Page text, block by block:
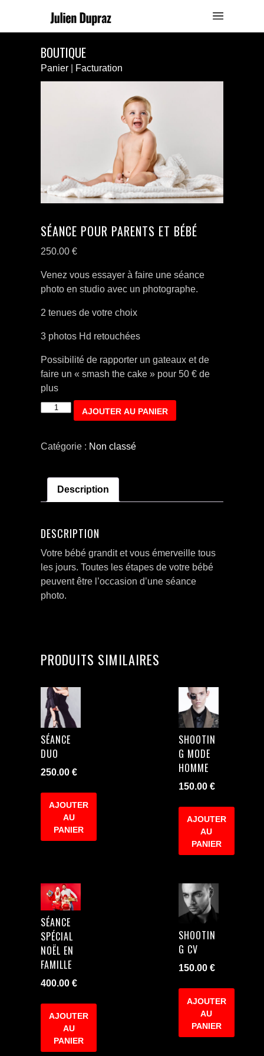
BOUTIQUE
Panier Facturation
SÉANCE POUR PARENTS ET BÉBÉ
250.00 €
Venez vous essayer à faire une séance
photo en studio avec un photographe.
2 tenues de votre choix
3 photos Hd retouchées
Possibilité de rapporter un gateaux et de
faire un « smash the cake » pour 50 € de
plus
quantité
pour
et
bébé
AJOUTER AU PANIER
Catégorie : Non classé
Description
DESCRIPTION
Votre bébé grandit et vous émerveille tous
les jours. Toutes les étapes de votre bébé
peuvent être l’occasion d’une séance
photo.
PRODUITS SIMILAIRES
SÉANCE
DUO
250.00 €
AJOUTER
AU
PANIER
SHOOTIN
G MODE
HOMME
150.00 €
AJOUTER
AU
PANIER
SÉANCE
SPÉCIAL
NOËL EN
FAMILLE
400.00 €
AJOUTER
AU
PANIER
SHOOTIN
G CV
150.00 €
AJOUTER
AU
PANIER